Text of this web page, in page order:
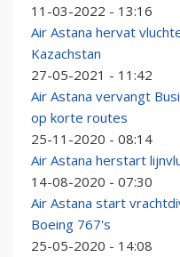
11-03-2022 - 13:16
Air Astana hervat
Kazachstan
27-05-2021 - 11:42
Air Astana vervangt
op korte routes
25-11-2020 - 08:14
Air Astana herstart
14-08-2020 - 07:30
Air Astana start
Boeing 767's
25-05-2020 - 14:08